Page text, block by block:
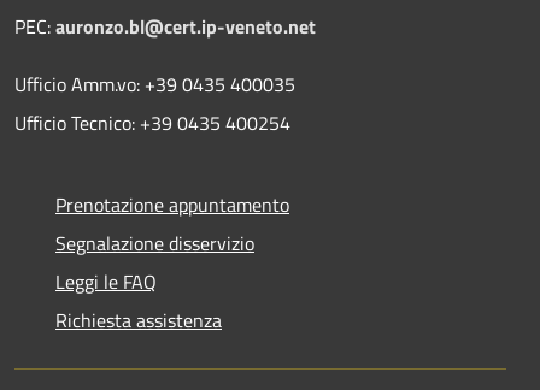
PEC:auronzo.bl@cert.ip-veneto.net
Ufficio Amm.vo: +39 0435 400035
Ufficio Tecnico: +39 0435 400254
Prenotazione appuntamento
Segnalazione disservizio
Leggi le FAQ
Richiesta assistenza